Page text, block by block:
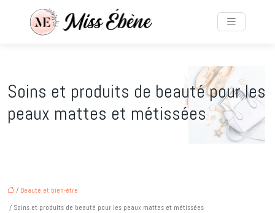
Soins et produits de beauté pour les
peaux mattes et métissées
/ Beauté et bien-être
/ Soins et produits de beauté pour les peaux mattes et métissées